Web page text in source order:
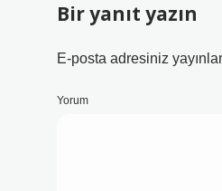
Bir yanıt yazın
E-posta adresiniz
Yorum